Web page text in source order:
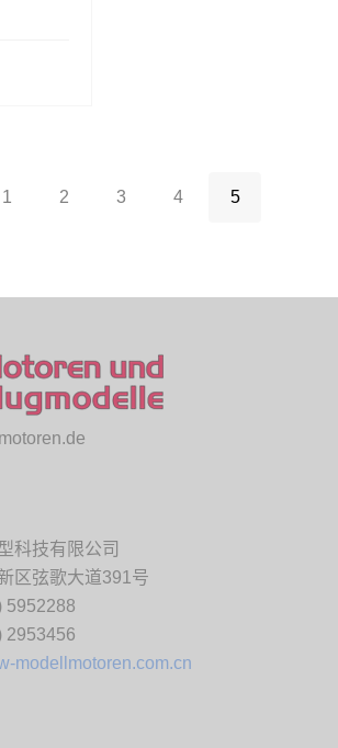
1 2 3 4 5
科技有限公司
区弦歌大道391号
5952288
2953456
modellmotoren.com.cn